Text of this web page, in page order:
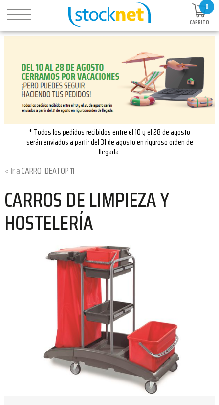
0
CARRITO
* Todos los pedidos recibidos entre el 10 y el 28 de agosto
serán enviados a partir del 31 de agosto en riguroso orden de
llegada.
CARRO IDEATOP 11
CARROS DE LIMPIEZA Y
HOSTELERÍA